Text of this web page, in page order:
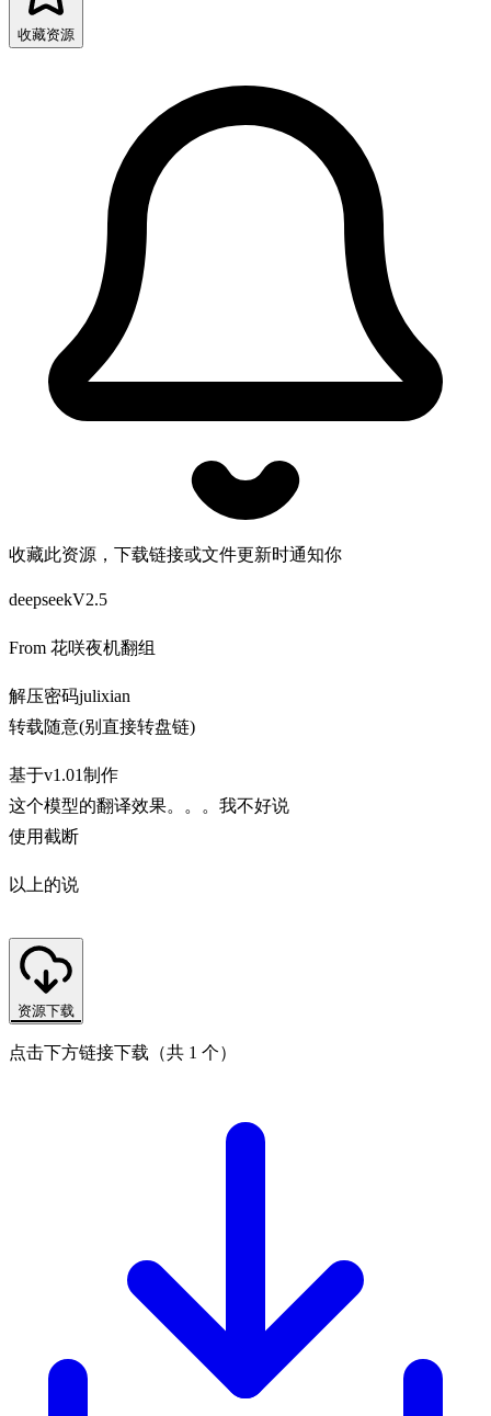
收藏资源
收藏此资源，下载链接或文件更新时通知你
deepseekV2.5
From 花咲夜机翻组
解压密码julixian
转载随意(别直接转盘链)
基于v1.01制作
这个模型的翻译效果。。。我不好说
使用截断
以上的说
资源下载
点击下方链接下载（共 1 个）